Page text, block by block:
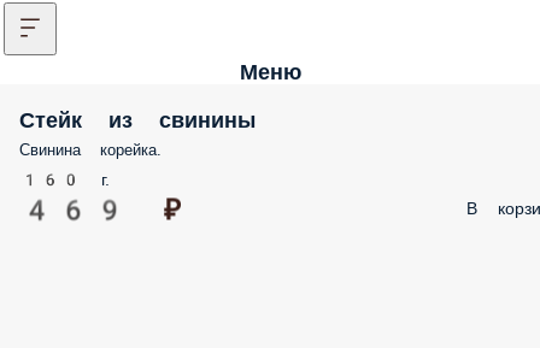
Меню
Стейк из свинины
Свинина корейка.
160 г.
469 ₽ В